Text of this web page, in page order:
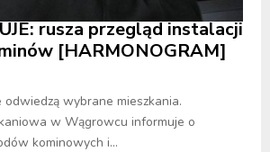
rusza przegląd instalacji
[HARMONOGRAM]
wybrane mieszkania.
w Wągrowcu informuje o
kominowych i...